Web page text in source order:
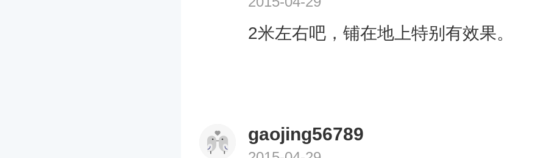
拍摄，室外的话就是选择半米到一米的
者齐地款式穿大拖尾一定要注意的就是
抱起来，不要拖着，这样累得慌。
2米左右吧，铺在地上特别有效果。
gaojing56789